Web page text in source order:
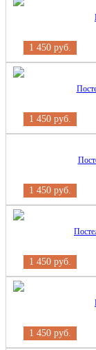
1 450 руб.
1 450 руб.
1 450 руб.
1 450 руб.
1 450 руб.